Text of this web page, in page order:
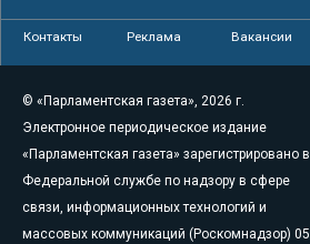
Контакты Реклама Вакансии
© «Парламентская газета», 2026 г.
Электронное периодическое издание
«Парламентская газета» зарегистрировано в
Федеральной службе по надзору в сфере
связи, информационных технологий и
массовых коммуникаций (Роскомнадзор) 05